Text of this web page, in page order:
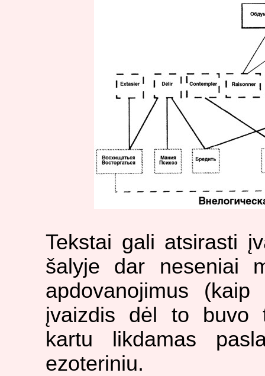
Tekstai gali atsirasti
šalyje dar neseniai
apdovanojimus
įvaizdis dėl to buvo
kartu likdamas
ezoteriniu.